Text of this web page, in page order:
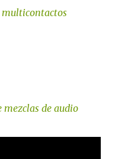
multicontactos
mezclas de audio